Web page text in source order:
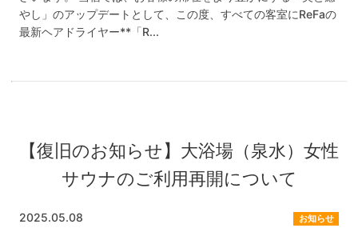
やし」のアップデートとして、この度、すべての客室にReFaの
最新ヘアドライヤー**「R...
【復旧のお知らせ】大浴場（泉水）女性
サウナのご利用再開について
2025.05.08 お知らせ